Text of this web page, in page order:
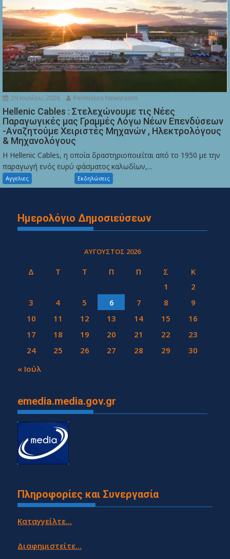
29 Ιουνίου, 2026 Permissos Newsroom
Hellenic Cables : Στελεχώνουμε τις Νέες
Παραγωγικές μας Γραμμές Λόγω Νέων Επενδύσεων
-Αναζητούμε Χειριστές Μηχανών , Ηλεκτρολόγους
& Μηχανολόγους
Η Hellenic Cables, η οποία δραστηριοποιείται από το 1950 με την
παραγωγή ενός ευρύ φάσματος καλωδίων,...
Αγγελιες Εκδηλώσεις
Ημερολόγιο Δημοσιεύσεων
ΑΎΓΟΥΣΤΟΣ 2026
Δ Τ Τ Π Π Σ
Κ
1
2
3
4 5 6 7 8
9
10
11 12 13 14 15
16
17
18 19 20 21 22
23
24
25 26 27 28 29
30
31
« Ιούλ
emedia.media.gov.gr
Πληροφορίες και Συνεργασία
Καταγγείλτε...
Διαφημιστείτε...